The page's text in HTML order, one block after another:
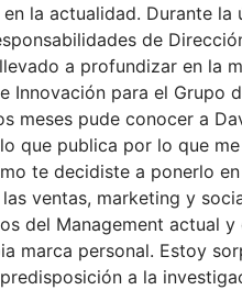
la actualidad. Durante
de
a profundizar en
para el Grupo
meses pude conocer a
que publica por lo que
te decidiste a ponerlo
ventas, marketing y
del Management actual
marca personal. Estoy
a la